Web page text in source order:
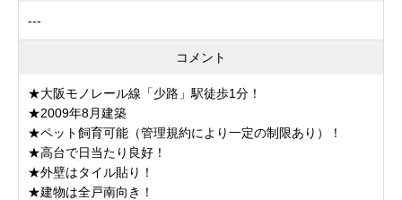
---
コメント
★大阪モノレール線「少路」駅徒歩1分！
★2009年8月建築
★ペット飼育可能（管理規約により一定の制限あり）！
★高台で日当たり良好！
★外壁はタイル貼り！
★建物は全戸南向き！